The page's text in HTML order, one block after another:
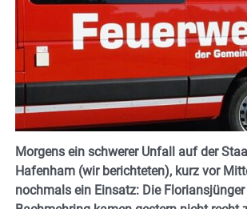
Morgens ein schwerer Unfall auf der
Hafenham (wir berichteten), kurz vor
nochmals ein Einsatz: Die